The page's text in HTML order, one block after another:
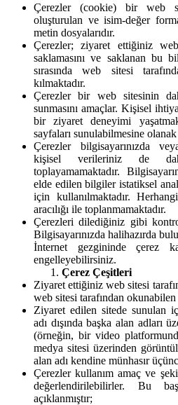
Çerezler (cookie) bir web
oluşturulan ve isim-değer
metin dosyalarıdır.
Çerezler; ziyaret ettiğiniz
saklamasını ve saklanan bu
sırasında web sitesi
kılmaktadır.
Çerezler bir web sitesinin
sunmasını amaçlar. Kişisel
bir ziyaret deneyimi
sayfaları sunulabilmesine
Çerezler bilgisayarınızda
kişisel verileriniz de
toplayamamaktadır.
elde edilen bilgiler istatiksel
için kullanılmaktadır.
aracılığı ile toplanmamaktadır.
Çerezleri dilediğiniz gibi
Bilgisayarınızda halihazırda
İnternet gezgininde çerez
engelleyebilirsiniz.
Çerez Çeşitleri
Ziyaret ettiğiniz web sitesi
web sitesi tarafından
Ziyaret edilen sitede sunulan
adı dışında başka alan adları
(örneğin, bir video
medya sitesi üzerinden
alan adı kendine münhasır
Çerezler kullanım amaç ve
değerlendirilebilirler. Bu
açıklanmıştır;